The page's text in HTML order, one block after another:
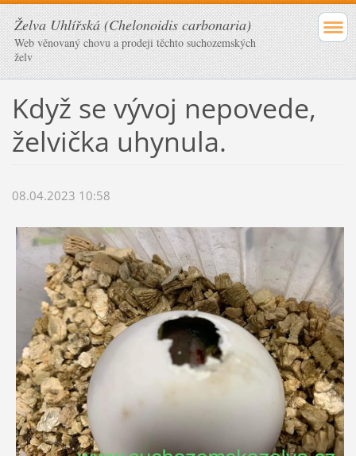
Želva Uhlířská (Chelonoidis carbonaria)
Web věnovaný chovu a prodeji těchto suchozemských
želv
Když se vývoj nepovede,
želvička uhynula.
08.04.2023 10:58